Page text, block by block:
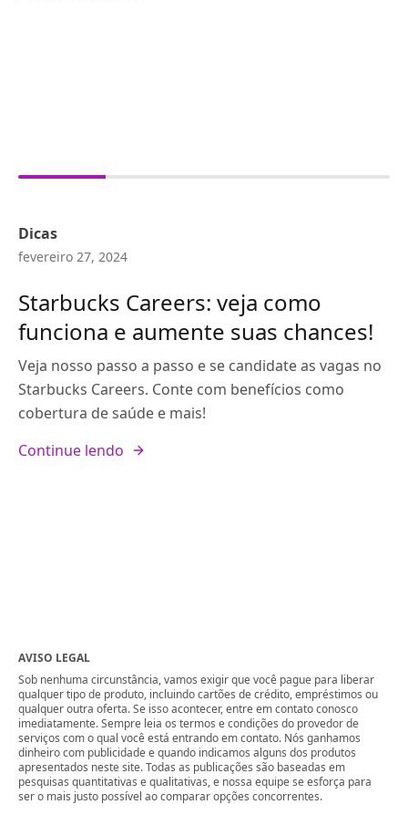
Dicas
fevereiro 27, 2024
Starbucks Careers: veja como
funciona e aumente suas chances!
Veja nosso passo a passo e se candidate as vagas no
Starbucks Careers. Conte com benefícios como
cobertura de saúde e mais!
Continue lendo
AVISO LEGAL
Sob nenhuma circunstância, vamos exigir que você pague para liberar
qualquer tipo de produto, incluindo cartões de crédito, empréstimos ou
qualquer outra oferta. Se isso acontecer, entre em contato conosco
imediatamente. Sempre leia os termos e condições do provedor de
serviços com o qual você está entrando em contato. Nós ganhamos
dinheiro com publicidade e quando indicamos alguns dos produtos
apresentados neste site. Todas as publicações são baseadas em
pesquisas quantitativas e qualitativas, e nossa equipe se esforça para
ser o mais justo possível ao comparar opções concorrentes.